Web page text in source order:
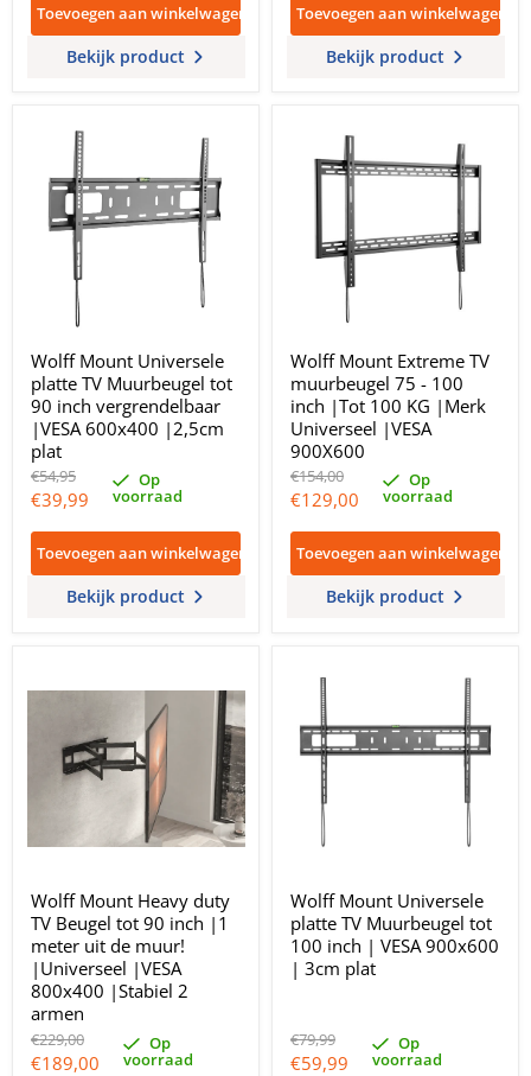
Toevoegen aan winkelwagen
Bekijk product
Toevoegen aan winkelwagen
Bekijk product
Wolff Mount Universele
platte TV Muurbeugel tot
90 inch vergrendelbaar
|VESA 600x400 |2,5cm
plat
Oorspronkelijke
prijs
€54,95
Huidige
prijs
€39,99
Op
voorraad
Toevoegen aan winkelwagen
Bekijk product
Wolff Mount Extreme TV
muurbeugel 75 - 100
inch |Tot 100 KG |Merk
Universeel |VESA
900X600
Oorspronkelijke
prijs
€154,00
Huidige
prijs
€129,00
Op
voorraad
Toevoegen aan winkelwagen
Bekijk product
Wolff Mount Heavy duty
TV Beugel tot 90 inch |1
meter uit de muur!
|Universeel |VESA
800x400 |Stabiel 2
armen
Oorspronkelijke
prijs
€229,00
Huidige
€189,00
Op
voorraad
Wolff Mount Universele
platte TV Muurbeugel tot
100 inch | VESA 900x600
| 3cm plat
Oorspronkelijke
prijs
€79,99
Huidige
€59,99
Op
voorraad